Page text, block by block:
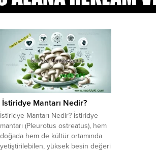
İstiridye Mantarı Nedir?
İstiridye Mantarı Nedir? İstiridye
mantarı (Pleurotus ostreatus), hem
doğada hem de kültür ortamında
yetiştirilebilen, yüksek besin değeri